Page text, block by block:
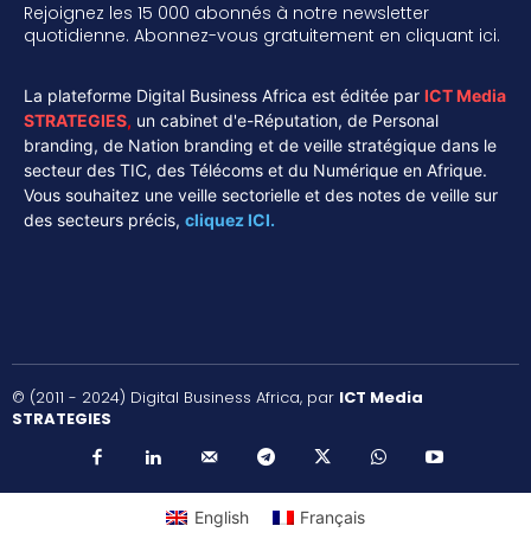
Rejoignez les 15 000 abonnés à notre newsletter
quotidienne. Abonnez-vous gratuitement en cliquant ici.
La plateforme Digital Business Africa est éditée par ICT Media
STRATEGIES, un cabinet d'e-Réputation, de Personal
branding, de Nation branding et de veille stratégique dans le
secteur des TIC, des Télécoms et du Numérique en Afrique.
Vous souhaitez une veille sectorielle et des notes de veille sur
des secteurs précis, cliquez ICI.
© (2011 - 2024) Digital Business Africa, par ICT Media
STRATEGIES
English Français